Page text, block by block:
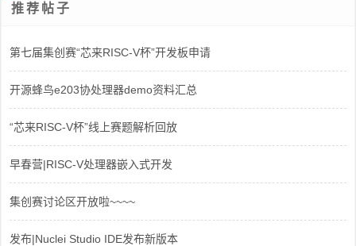
推荐帖子
第七届集创赛“芯来RISC-V杯”开发板申请
开源蜂鸟e203协处理器demo资料汇总
“芯来RISC-V杯”线上赛题解析回放
早春营|RISC-V处理器嵌入式开发
集创赛讨论区开放啦~~~~
发布|Nuclei Studio IDE发布新版本